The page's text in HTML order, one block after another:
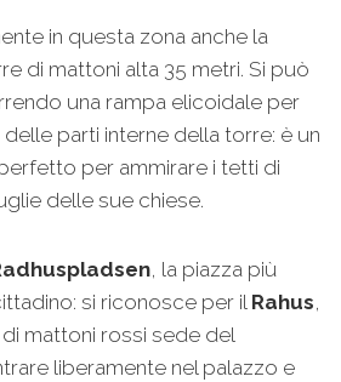
in questa zona anche la
di mattoni alta 35 metri. Si può
una rampa elicoidale per
parti interne della torre: è un
per ammirare i tetti di
delle sue chiese.
, la piazza più
si riconosce per il Rahus,
mattoni rossi sede del
liberamente nel palazzo e